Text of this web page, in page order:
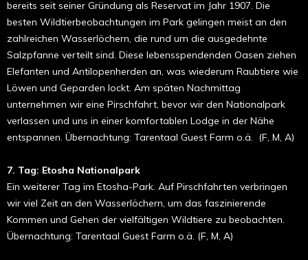
bereits seit seiner Gründung als Reservat im Jahr 1907. Die
besten Wildtierbeobachtungen im Park gelingen meist an den
zahlreichen Wasserlöchern, die rund um die ausgedehnte
Salzpfanne verteilt sind. Diese lebensspendenden Oasen ziehen
Elefanten und Antilopenherden an, was wiederum Raubtiere wie
Löwen und Geparden lockt. Am späten Nachmittag
unternehmen wir eine Pirschfahrt, bevor wir den Nationalpark
verlassen und uns in einer komfortablen Lodge in der Nähe
entspannen. Übernachtung: Tarentaal Guest Farm o.ä. (F, M, A)
7. Tag: Etosha Nationalpark
Ein weiterer Tag im Etosha-Park. Auf Pirschfahrten verbringen
wir viel Zeit an den Wasserlöchern, um das faszinierende
Kommen und Gehen der vielfältigen Wildtiere zu beobachten.
Übernachtung: Tarentaal Guest Farm o.ä. (F, M, A)